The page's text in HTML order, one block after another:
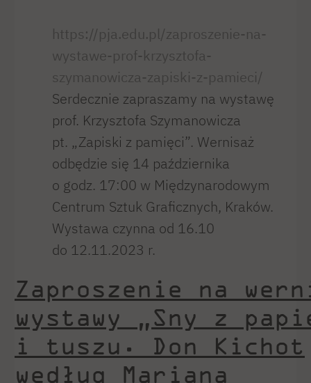
https://pja.edu.pl/zaproszenie-na-
wystawe-prof-krzysztofa-
szymanowicza-zapiski-z-pamieci/
Serdecznie zapraszamy na wystawę
prof. Krzysztofa Szymanowicza
pt. „Zapiski z pamięci”. Wernisaż
odbędzie się 14 października
o godz. 17:00 w Międzynarodowym
Centrum Sztuk Graficznych, Kraków.
Wystawa czynna od 16.10
do 12.11.2023 r.
Zaproszenie na
wystawy „Sny z
i tuszu. Don Kichot
według Mariana